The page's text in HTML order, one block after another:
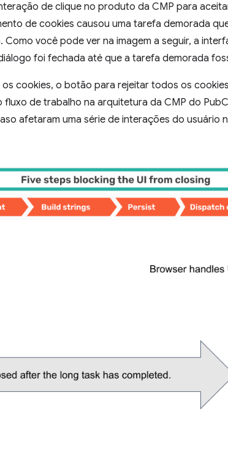
de clique no produto da CMP para
de cookies causou uma tarefa demorada
você pode ver na imagem a seguir, a
foi fechada até que a tarefa demorada
cookies, o botão para rejeitar todos os
de trabalho na arquitetura da CMP do
afetaram uma série de interações do usuário